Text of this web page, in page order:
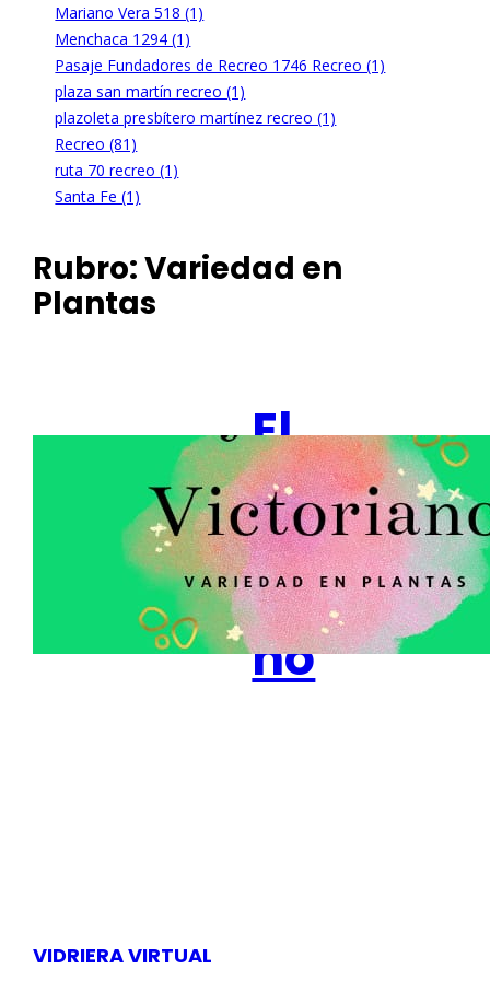
Mariano Vera 518 (1)
Menchaca 1294 (1)
Pasaje Fundadores de Recreo 1746 Recreo (1)
plaza san martín recreo (1)
plazoleta presbítero martínez recreo (1)
Recreo (81)
ruta 70 recreo (1)
Santa Fe (1)
Rubro:Variedad en
Plantas
El
Jardín
de
Victoria
no
VIDRIERA VIRTUAL